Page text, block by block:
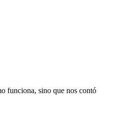
funciona, sino que nos contó